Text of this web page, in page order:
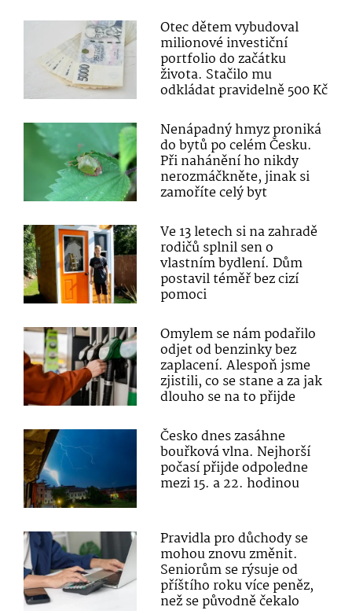
Otec dětem vybudoval
milionové investiční
portfolio do začátku
života. Stačilo mu
odkládat pravidelně 500 Kč
Nenápadný hmyz proniká
do bytů po celém Česku.
Při nahánění ho nikdy
nerozmáčkněte, jinak si
zamoříte celý byt
Ve 13 letech si na zahradě
rodičů splnil sen o
vlastním bydlení. Dům
postavil téměř bez cizí
pomoci
Omylem se nám podařilo
odjet od benzinky bez
zaplacení. Alespoň jsme
zjistili, co se stane a za jak
dlouho se na to přijde
Česko dnes zasáhne
bouřková vlna. Nejhorší
počasí přijde odpoledne
mezi 15. a 22. hodinou
Pravidla pro důchody se
mohou znovu změnit.
Seniorům se rýsuje od
příštího roku více peněz,
než se původně čekalo